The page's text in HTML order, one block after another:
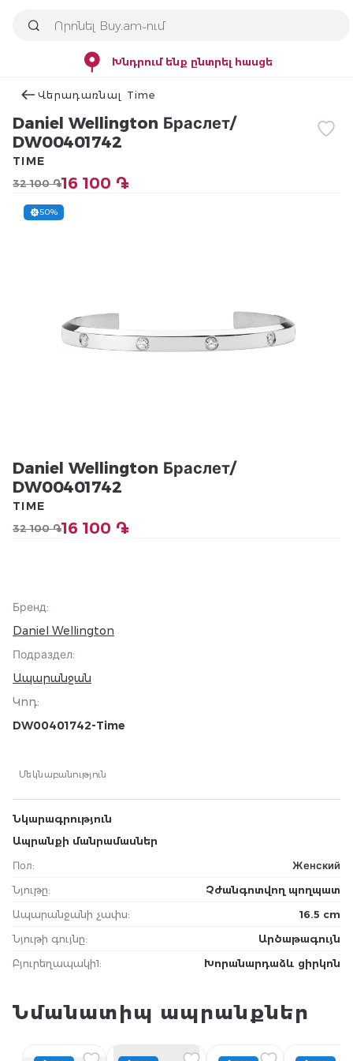
Խնդրում ենք ընտրել հասցե
Վերադառնալ Time
Daniel Wellington Браслет/
DW00401742
32 100 ֏16 100 ֏
TIME
50%
Daniel Wellington Браслет/
DW00401742
32 100 ֏16 100 ֏
TIME
Бренд:
Daniel Wellington
Подраздел:
Ապարանջան
Կոդ:
DW00401742-Time
Մեկնաբանություն
Նկարագրություն
Ապրանքի մանրամասներ
Пол:
Женский
Նյութը:
Չժանգոտվող պողպատ
Ապարանջանի չափս:
16.5 cm
Նյութի գույնը:
Արծաթագույն
Բյուրեղապակի1: Խորանարդաձև ցիրկոն
Նմանատիպ ապրանքներ